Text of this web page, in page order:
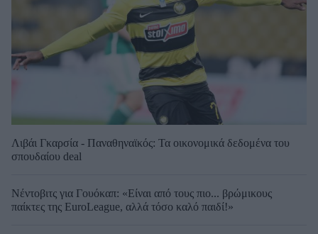
Λιβάι Γκαρσία - Παναθηναϊκός: Τα οικονομικά δεδομένα του
σπουδαίου deal
Νέντοβιτς για Γουόκαπ: «Είναι από τους πιο... βρώμικους
παίκτες της EuroLeague, αλλά τόσο καλό παιδί!»